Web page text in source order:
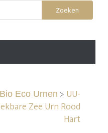
Zoeken
Bio Eco Urnen > UU-
Zee Urn Rood
Hart